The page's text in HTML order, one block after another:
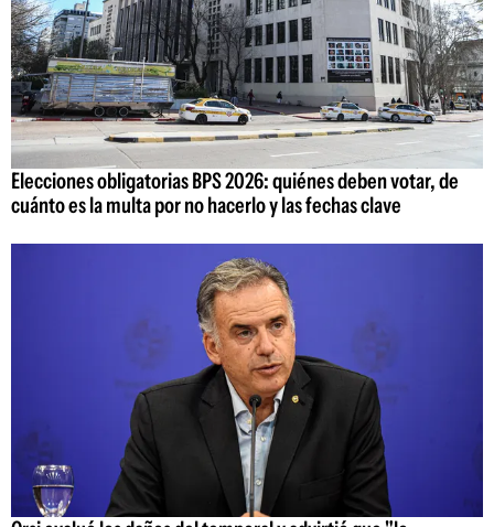
Elecciones obligatorias BPS 2026: quiénes deben votar, de
cuánto es la multa por no hacerlo y las fechas clave